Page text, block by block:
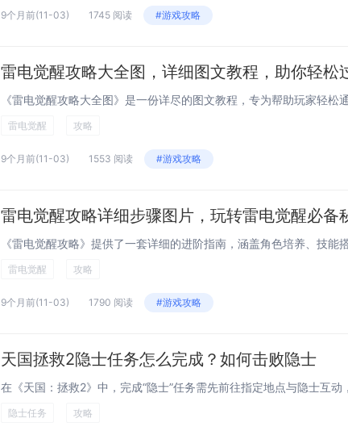
9个月前(11-03) 1745 阅读 #游戏攻略
雷电觉醒攻略大全图，详细图文教程，助你轻松
雷电觉醒 攻略
9个月前(11-03) 1553 阅读 #游戏攻略
雷电觉醒攻略详细步骤图片，玩转雷电觉醒必备
雷电觉醒 攻略
9个月前(11-03) 1790 阅读 #游戏攻略
天国拯救2隐士任务怎么完成？如何击败隐士
隐士任务 攻略